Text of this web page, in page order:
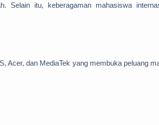
Selain itu, keberagaman mahasiswa
Acer, dan MediaTek yang membuka peluang